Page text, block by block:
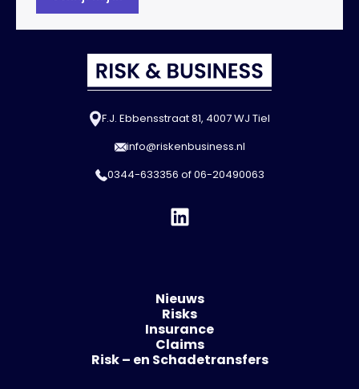
F.J. Ebbensstraat 81, 4007 WJ Tiel
info@riskenbusiness.nl
0344-633356 of06-20490063
Nieuws
Risks
Insurance
Claims
Risk – en Schadetransfers